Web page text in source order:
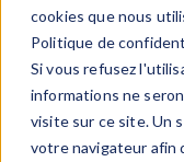
cookies que nous
Politique de
Si vous refusez
informations ne
visite sur ce site. Un
votre navigateur afin
Trier par Discipline
Filtrer par produit